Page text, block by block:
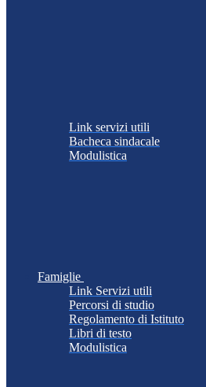
Link servizi utili
Bacheca sindacale
Modulistica
Famiglie
Link Servizi utili
Percorsi di studio
Regolamento di Istituto
Libri di testo
Modulistica